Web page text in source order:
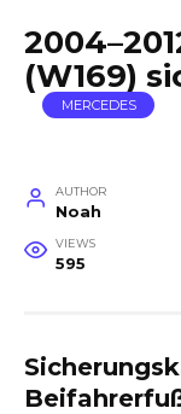
(W169)
MERCEDES
AUTHOR
Noah
VIEWS
595